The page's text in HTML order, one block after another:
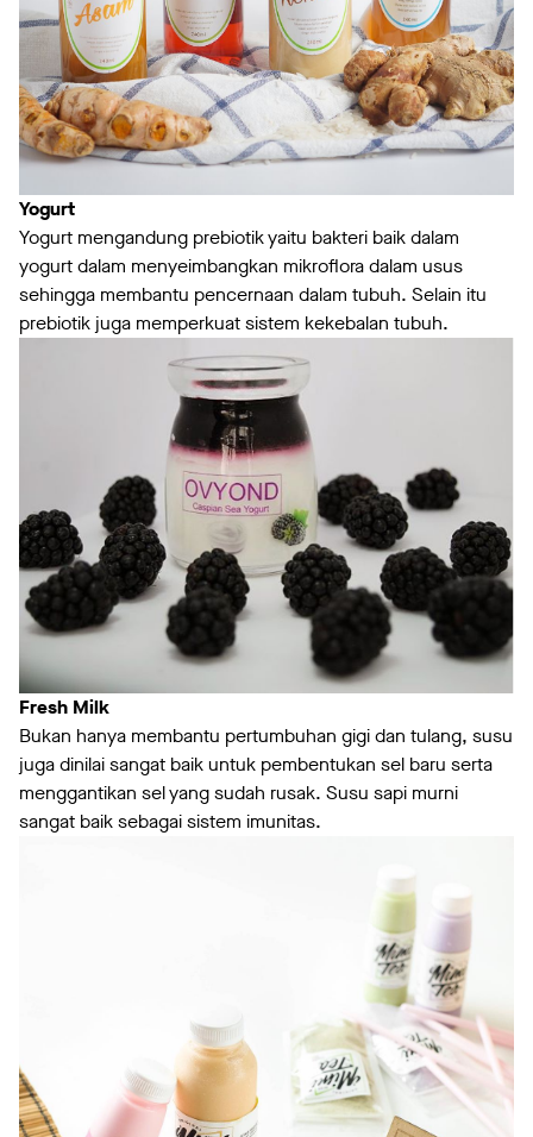
Yogurt
Yogurt mengandung prebiotik yaitu bakteri baik dalam
yogurt dalam menyeimbangkan mikroflora dalam usus
sehingga membantu pencernaan dalam tubuh. Selain itu
prebiotik juga memperkuat sistem kekebalan tubuh.
Fresh Milk
Bukan hanya membantu pertumbuhan gigi dan tulang, susu
juga dinilai sangat baik untuk pembentukan sel baru serta
menggantikan sel yang sudah rusak. Susu sapi murni
sangat baik sebagai sistem imunitas.